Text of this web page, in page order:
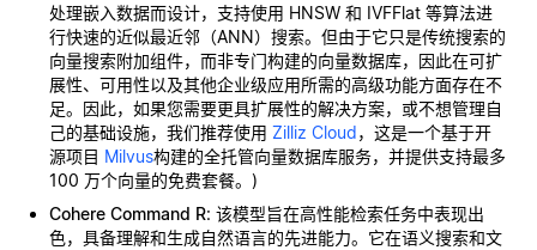
处理嵌入数据而设计，支持使用 HNSW 和 IVFFlat 等算法进
行快速的近似最近邻（ANN）搜索。但由于它只是传统搜索的
向量搜索附加组件，而非专门构建的向量数据库，因此在可扩
展性、可用性以及其他企业级应用所需的高级功能方面存在不
足。因此，如果您需要更具扩展性的解决方案，或不想管理自
己的基础设施，我们推荐使用 Zilliz Cloud，这是一个基于开
源项目 Milvus构建的全托管向量数据库服务，并提供支持最多
100 万个向量的免费套餐。)
Cohere Command R: 该模型旨在高性能检索任务中表现出
色，具备理解和生成自然语言的先进能力。它在语义搜索和文